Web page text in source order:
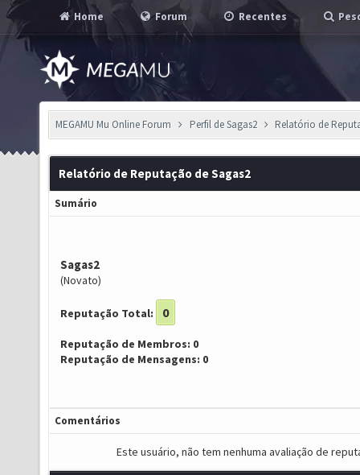
Home Forum Recentes
MEGAMU Mu Online Forum Perfil de Sagas2 Relatório de
Relatório de Reputação de Sagas2
Sumário
Sagas2
(Novato)
Reputação Total: 0
Reputação de Membros: 0
Reputação de Mensagens: 0
Comentários
Este usuário, não tem nenhuma avaliação de